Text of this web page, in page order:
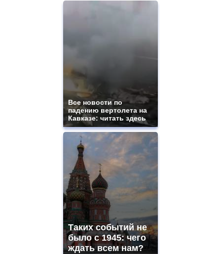
Все новости по
падению вертолета на
Кавказе: читать здесь
Таких событий не
было с 1945: чего
ждать всем нам?